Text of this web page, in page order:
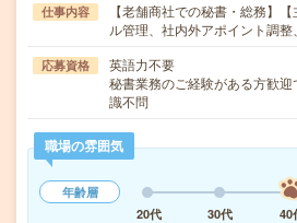
仕事内容
【老舗商社での秘書・総務】
ル管理、社内外アポイント調
応募資格
英語力不要
秘書業務のご経験がある方歓
識不問
職場の雰囲気
年齢層
20代
30代 40